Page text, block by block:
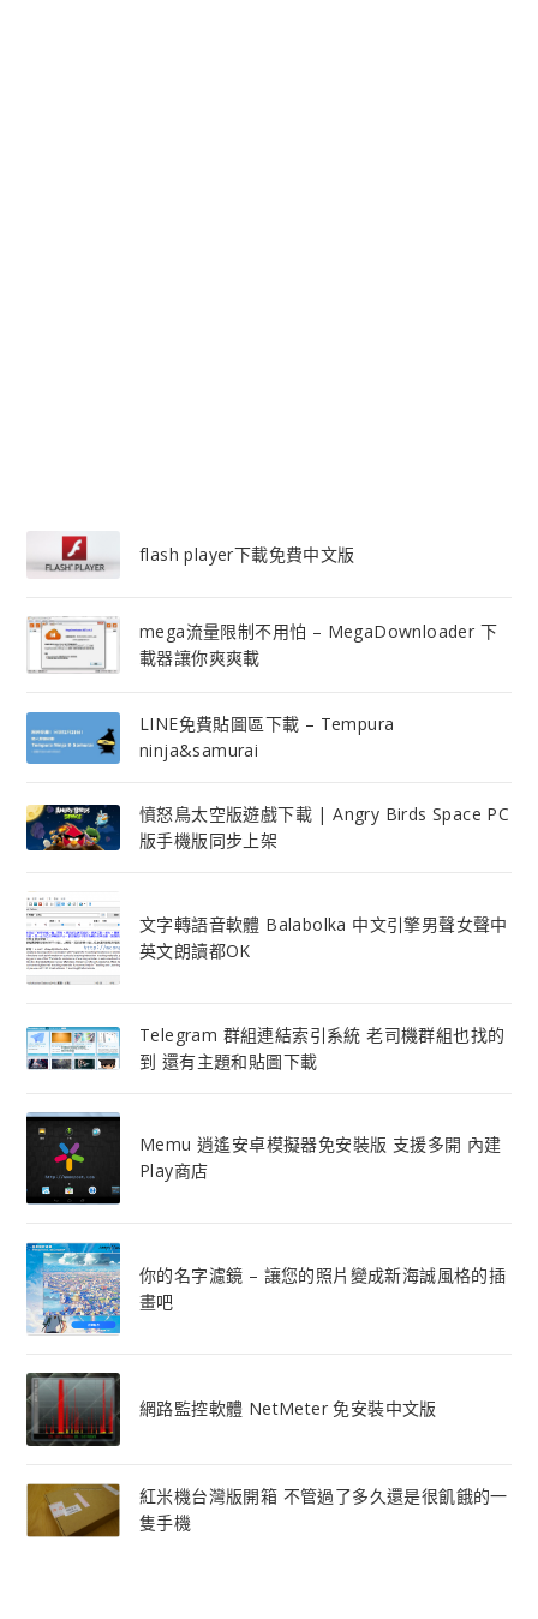
flash player下載免費中文版
mega流量限制不用怕 – MegaDownloader 下
載器讓你爽爽載
LINE免費貼圖區下載 – Tempura
ninja&samurai
憤怒鳥太空版遊戲下載 | Angry Birds Space PC
版手機版同步上架
文字轉語音軟體 Balabolka 中文引擎男聲女聲中
英文朗讀都OK
Telegram 群組連結索引系統 老司機群組也找的
到 還有主題和貼圖下載
Memu 逍遙安卓模擬器免安裝版 支援多開 內建
Play商店
你的名字濾鏡 – 讓您的照片變成新海誠風格的插
畫吧
網路監控軟體 NetMeter 免安裝中文版
紅米機台灣版開箱 不管過了多久還是很飢餓的一
隻手機